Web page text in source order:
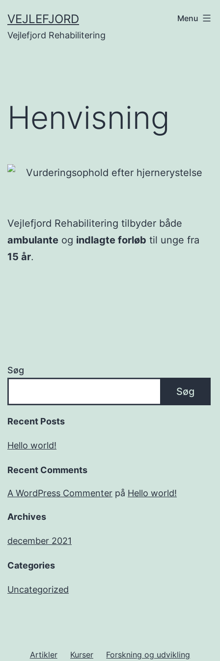
til
indhold
VEJLEFJORD
Vejlefjord Rehabilitering
Menu
Henvisning
Vejlefjord Rehabilitering tilbyder både
ambulante og indlagte forløb til unge fra
15 år.
Søg
Søg
Recent Posts
Hello world!
Recent Comments
A WordPress Commenter på Hello world!
Archives
december 2021
Categories
Uncategorized
Artikler Kurser Forskning og udvikling